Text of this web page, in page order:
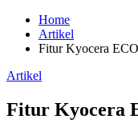
Home
Artikel
Fitur Kyocera
Artikel
Fitur Kyocera